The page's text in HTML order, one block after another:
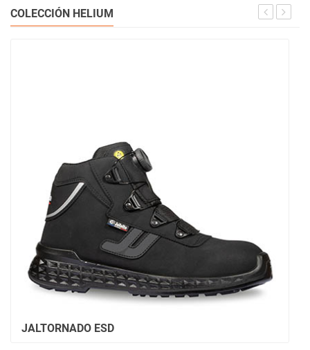
COLECCIÓN HELIUM
JALTORNADO ESD